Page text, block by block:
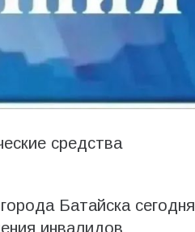
средства
Батайска сегодня
инвалидов